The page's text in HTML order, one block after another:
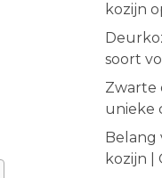
kozijn
soort
Zwarte
unieke
Belang
kozijn |